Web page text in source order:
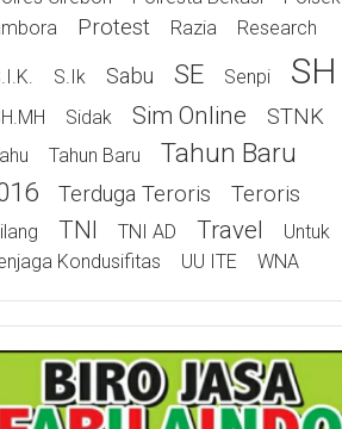
Protest Razia Research
S.Ik Sabu SE Senpi SH
Sidak Sim Online STNK
Tahun Baru
Tahun Baru
Terduga Teroris Teroris
TNI TNI AD Travel
Untuk
Kondusifitas
UU ITE WNA